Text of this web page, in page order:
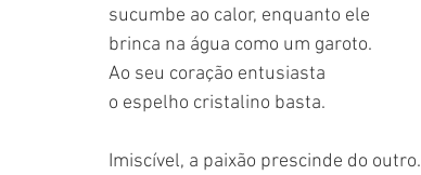
sucumbe ao calor, enquanto ele
brinca na água como um garoto.
Ao seu coração entusiasta
o espelho cristalino basta.
Imiscível, a paixão prescinde do outro.